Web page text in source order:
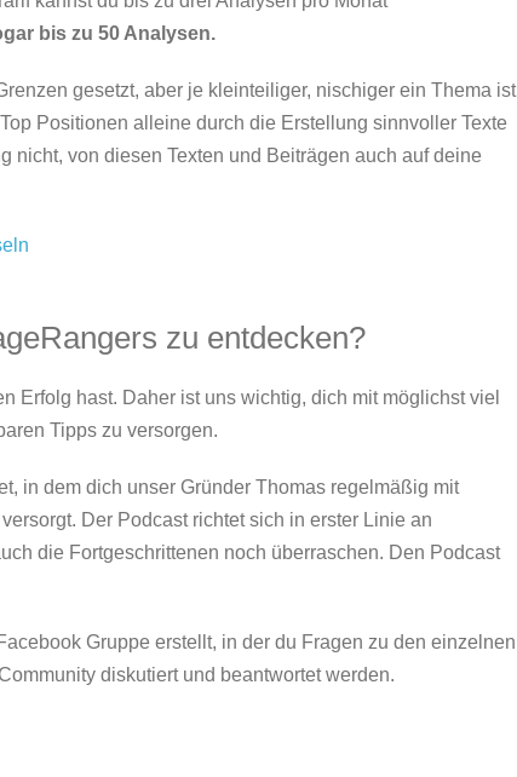
bis zu 50 Analysen.
gesetzt, aber je kleinteiliger, nischiger ein Thema ist
Positionen alleine durch die Erstellung sinnvoller Texte
nicht, von diesen Texten und Beiträgen auch auf deine
zu entdecken?
Erfolg hast. Daher ist uns wichtig, dich mit möglichst viel
Tipps zu versorgen.
in dem dich unser Gründer Thomas regelmäßig mit
Der Podcast richtet sich in erster Linie an
die Fortgeschrittenen noch überraschen. Den Podcast
Gruppe erstellt, in der du Fragen zu den einzelnen
diskutiert und beantwortet werden.